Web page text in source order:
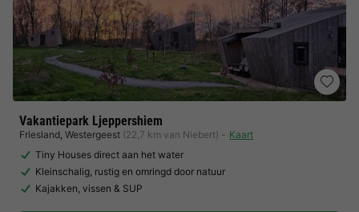
Vakantiepark Ljeppershiem
Friesland, Westergeest (22,7 km van Niebert)
Kaart
Tiny Houses direct aan het water
Kleinschalig, rustig en omringd door natuur
Kajakken, vissen & SUP